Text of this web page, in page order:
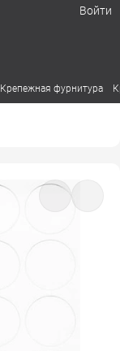
Войти
Крепежная фурнитура